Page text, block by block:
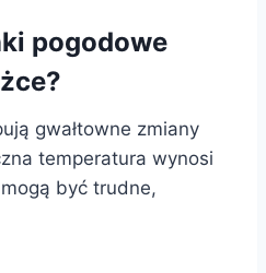
pogodowe
gwałtowne zmiany
temperatura wynosi
mogą być trudne,